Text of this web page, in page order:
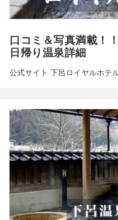
口コミ＆写真満載！
日帰り温泉詳細
公式サイト 下呂ロイヤルホテ